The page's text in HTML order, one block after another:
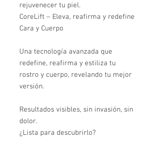
rejuvenecer tu piel.
CoreLift – Eleva, reafirma y redefine
Cara y Cuerpo
Una tecnología avanzada que
redefine, reafirma y estiliza tu
rostro y cuerpo, revelando tu mejor
versión.
Resultados visibles, sin invasión, sin
dolor.
¿Lista para descubrirlo?